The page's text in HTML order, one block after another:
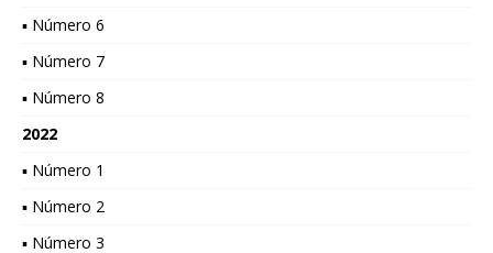
▪ Número 6
▪ Número 7
▪ Número 8
2022
▪ Número 1
▪ Número 2
▪ Número 3